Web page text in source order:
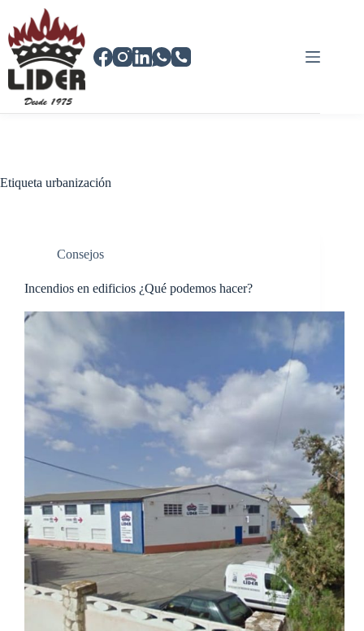
contenido
Etiqueta urbanización
Consejos
Incendios en edificios ¿Qué podemos hacer?